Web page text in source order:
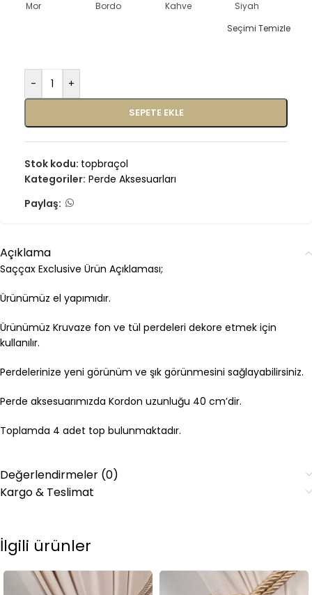
Mor Bordo Kahve
Siyah
Seçimi Temizle
- +
SEPETE EKLE
Stok kodu: topbraçol
Kategoriler: Perde Aksesuarları
Paylaş:
Açıklama
Saççax Exclusive Ürün Açıklaması;
Ürünümüz el yapımıdır.
Ürünümüz Kruvaze fon ve tül perdeleri dekore etmek için
kullanılır.
Perdelerinize yeni görünüm ve şık görünmesini sağlayabilirsiniz.
Perde aksesuarımızda Kordon uzunluğu 40 cm’dir.
Toplamda 4 adet top bulunmaktadır.
Değerlendirmeler (0)
Kargo & Teslimat
İlgili ürünler